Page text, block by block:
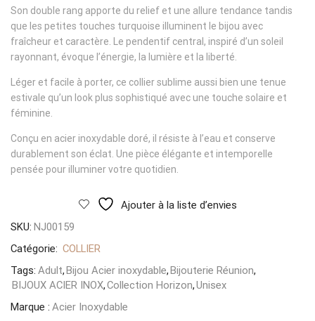
Son double rang apporte du relief et une allure tendance tandis
que les petites touches turquoise illuminent le bijou avec
fraîcheur et caractère. Le pendentif central, inspiré d’un soleil
rayonnant, évoque l’énergie, la lumière et la liberté.
Léger et facile à porter, ce collier sublime aussi bien une tenue
estivale qu’un look plus sophistiqué avec une touche solaire et
féminine.
Conçu en acier inoxydable doré, il résiste à l’eau et conserve
durablement son éclat. Une pièce élégante et intemporelle
pensée pour illuminer votre quotidien.
Ajouter à la liste d’envies
SKU: NJ00159
Catégorie: COLLIER
Tags: Adult,Bijou Acier inoxydable,Bijouterie Réunion,
BIJOUX ACIER INOX,Collection Horizon,Unisex
Marque : Acier Inoxydable